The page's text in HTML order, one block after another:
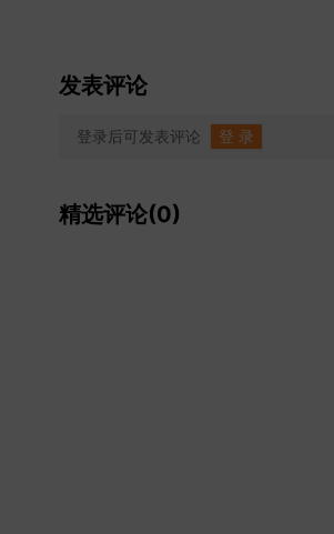
发表评论
登录后可发表评论 登 录
精选评论(0)